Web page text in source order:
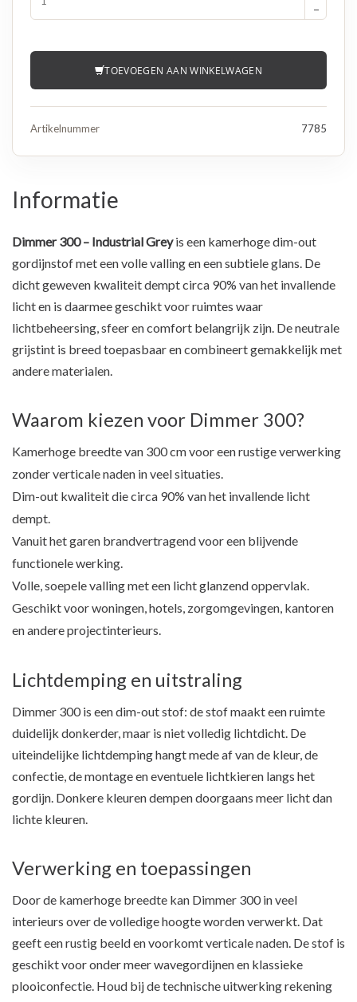
−
TOEVOEGEN AAN WINKELWAGEN
Artikelnummer 7785
Informatie
Dimmer 300 – Industrial Greyis een kamerhoge dim-out
gordijnstof met een volle valling en een subtiele glans. De
dicht geweven kwaliteit dempt circa 90% van het invallende
licht en is daarmee geschikt voor ruimtes waar
lichtbeheersing, sfeer en comfort belangrijk zijn. De neutrale
grijstint is breed toepasbaar en combineert gemakkelijk met
andere materialen.
Waarom kiezen voor Dimmer 300?
Kamerhoge breedte van 300 cm voor een rustige verwerking
zonder verticale naden in veel situaties.
Dim-out kwaliteit die circa 90% van het invallende licht
dempt.
Vanuit het garen brandvertragend voor een blijvende
functionele werking.
Volle, soepele valling met een licht glanzend oppervlak.
Geschikt voor woningen, hotels, zorgomgevingen, kantoren
en andere projectinterieurs.
Lichtdemping en uitstraling
Dimmer 300 is een dim-out stof: de stof maakt een ruimte
duidelijk donkerder, maar is niet volledig lichtdicht. De
uiteindelijke lichtdemping hangt mede af van de kleur, de
confectie, de montage en eventuele lichtkieren langs het
gordijn. Donkere kleuren dempen doorgaans meer licht dan
lichte kleuren.
Verwerking en toepassingen
Door de kamerhoge breedte kan Dimmer 300 in veel
interieurs over de volledige hoogte worden verwerkt. Dat
geeft een rustig beeld en voorkomt verticale naden. De stof is
geschikt voor onder meer wavegordijnen en klassieke
plooiconfectie. Houd bij de technische uitwerking rekening